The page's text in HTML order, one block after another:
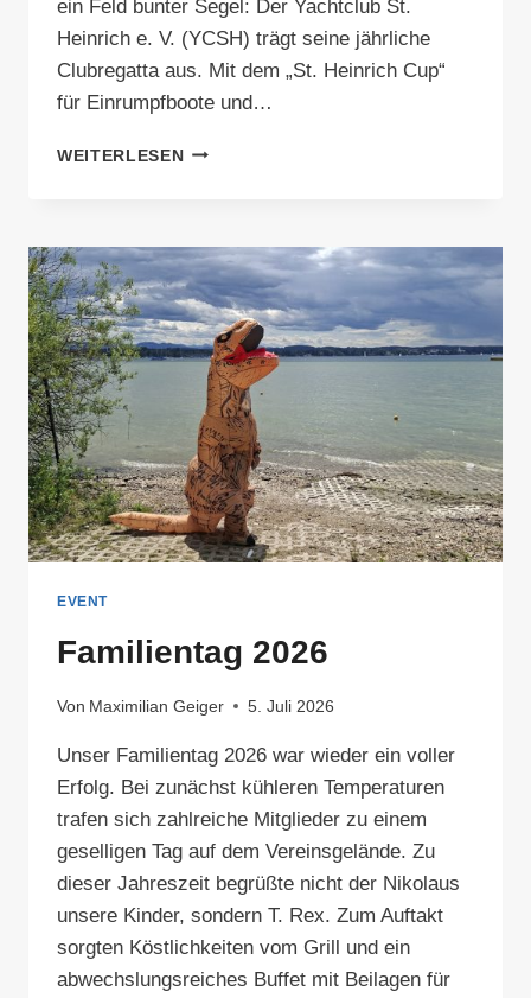
ein Feld bunter Segel: Der Yachtclub St.
Heinrich e. V. (YCSH) trägt seine jährliche
Clubregatta aus. Mit dem „St. Heinrich Cup“
für Einrumpfboote und…
WEITERLESENREGATTA
EVENT
Familientag 2026
Von Maximilian Geiger 5. Juli 2026
Unser Familientag 2026 war wieder ein voller
Erfolg. Bei zunächst kühleren Temperaturen
trafen sich zahlreiche Mitglieder zu einem
geselligen Tag auf dem Vereinsgelände. Zu
dieser Jahreszeit begrüßte nicht der Nikolaus
unsere Kinder, sondern T. Rex. Zum Auftakt
sorgten Köstlichkeiten vom Grill und ein
abwechslungsreiches Buffet mit Beilagen für